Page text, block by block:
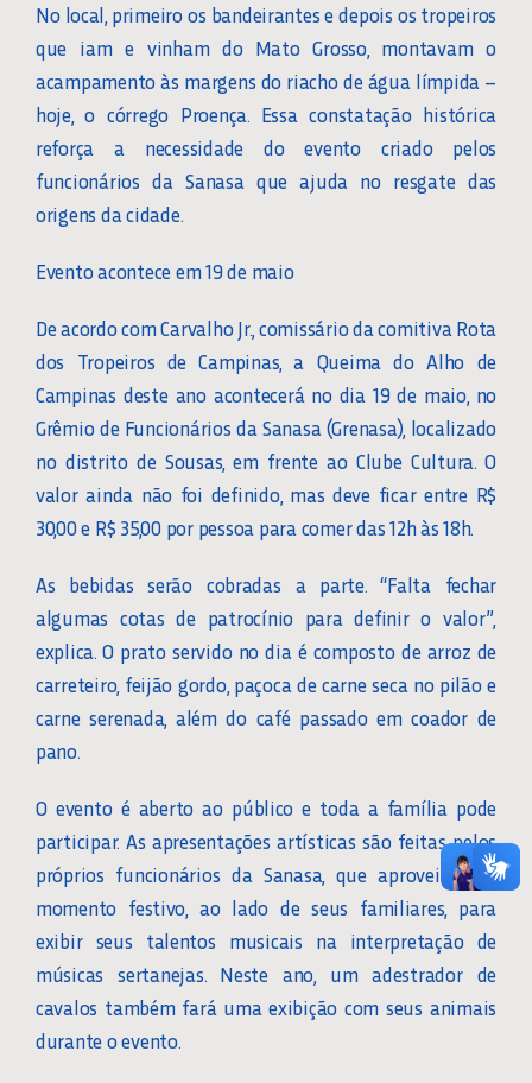
No local, primeiro os bandeirantes e depois os tropeiros
que iam e vinham do Mato Grosso, montavam o
acampamento às margens do riacho de água límpida –
hoje, o córrego Proença. Essa constatação histórica
reforça a necessidade do evento criado pelos
funcionários da Sanasa que ajuda no resgate das
origens da cidade.
Evento acontece em 19 de maio
De acordo com Carvalho Jr., comissário da comitiva Rota
dos Tropeiros de Campinas, a Queima do Alho de
Campinas deste ano acontecerá no dia 19 de maio, no
Grêmio de Funcionários da Sanasa (Grenasa), localizado
no distrito de Sousas, em frente ao Clube Cultura. O
valor ainda não foi definido, mas deve ficar entre R$
30,00 e R$ 35,00 por pessoa para comer das 12h às 18h.
As bebidas serão cobradas a parte. “Falta fechar
algumas cotas de patrocínio para definir o valor”,
explica. O prato servido no dia é composto de arroz de
carreteiro, feijão gordo, paçoca de carne seca no pilão e
carne serenada, além do café passado em coador de
pano.
O evento é aberto ao público e toda a família pode
participar. As apresentações artísticas são feitas pelos
próprios funcionários da Sanasa, que aproveitam o
momento festivo, ao lado de seus familiares, para
exibir seus talentos musicais na interpretação de
músicas sertanejas. Neste ano, um adestrador de
cavalos também fará uma exibição com seus animais
durante o evento.